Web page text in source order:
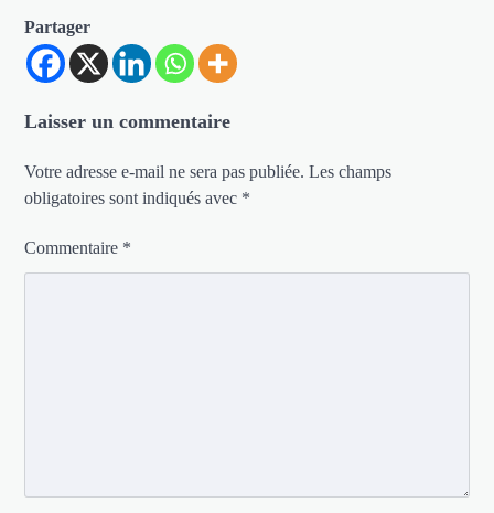
Partager
Laisser un commentaire
Votre adresse e-mail ne sera pas publiée. Les champs
obligatoires sont indiqués avec *
Commentaire *